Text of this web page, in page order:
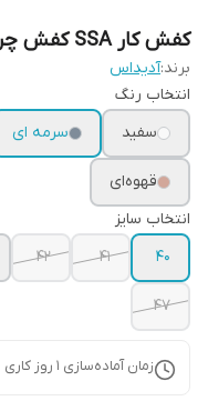
کفش کار SSA کفش چرم طبیعی همه سایز
برند:آدیداس
انتخاب رنگ
سفید
سرمه ای
قهوه‌ای
انتخاب سایز
40
41
42
47
زمان آماده‌سازی 1 روز کاری